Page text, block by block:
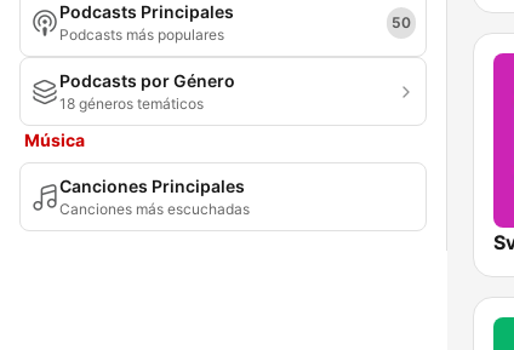
Podcasts Principales
Podcasts más populares
50
Podcasts por Género
18 géneros temáticos
Música
Canciones Principales
Canciones más escuchadas